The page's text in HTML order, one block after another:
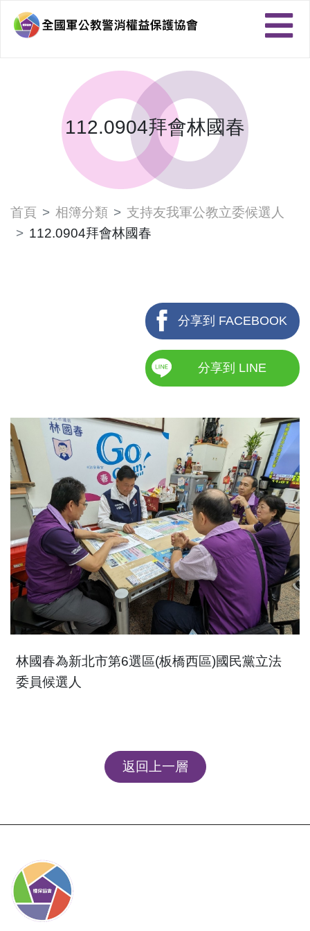
112.0904拜會林國春
首頁 相簿分類
支持友我軍公教立委候選人
112.0904拜會林國春
分享到 FACEBOOK
分享到 LINE
林國春為新北市第6選區(板橋西區)國民黨立法
委員候選人
返回上一層